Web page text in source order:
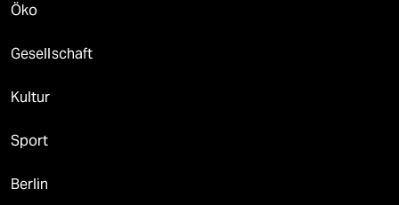
Öko
Gesellschaft
Kultur
Sport
Berlin